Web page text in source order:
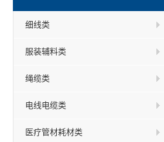
细线类
服装辅料类
绳缆类
电线电缆类
医疗管材耗材类